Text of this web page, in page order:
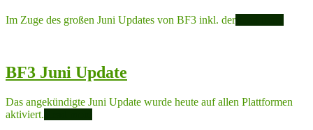
Im Zuge des großen Juni Updates von BF3 inkl. der
BF3 Juni Update
Das angekündigte Juni Update wurde heute auf allen Plattformen
aktiviert.